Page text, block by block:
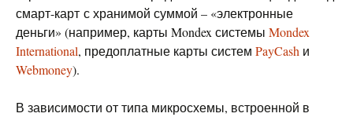
смарт-карт с хранимой суммой – «электронные
деньги» (например, карты Mondex системы Mondex
International, предоплатные карты систем PayCash и
Webmoney).
В зависимости от типа микросхемы, встроенной в